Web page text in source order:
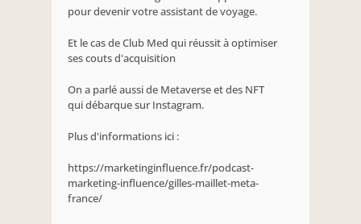
pour devenir votre assistant de voyage.
Et le cas de Club Med qui réussit à optimiser
ses couts d'acquisition
On a parlé aussi de Metaverse et des NFT
qui débarque sur Instagram.
Plus d'informations ici :
https://marketinginfluence.fr/podcast-
marketing-influence/gilles-maillet-meta-
france/